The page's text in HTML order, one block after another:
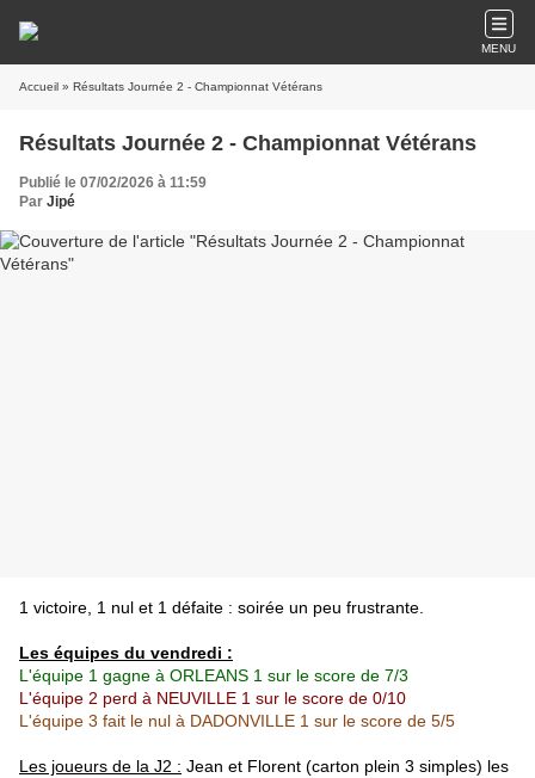
MENU
Accueil » Résultats Journée 2 - Championnat Vétérans
Résultats Journée 2 - Championnat Vétérans
Publié le 07/02/2026 à 11:59
Par Jipé
1 victoire, 1 nul et 1 défaite : soirée un peu frustrante.
Les équipes du vendredi :
L'équipe 1 gagne à ORLEANS 1 sur le score de 7/3
L'équipe 2 perd à NEUVILLE 1 sur le score de 0/10
L'équipe 3 fait le nul à DADONVILLE 1 sur le score de 5/5
Les joueurs de la J2 : Jean et Florent (carton plein 3 simples) les